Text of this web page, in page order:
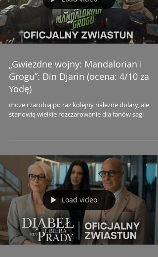
„Gwiezdne wojny: Mandalorian i
Grogu”: Din Djarin (ocena: 4/10 za
Yodę)
może i zarobią po raz kolejny należne dolary, ale
stanowią wielkie rozczarowanie dla fanów sagi
Load video